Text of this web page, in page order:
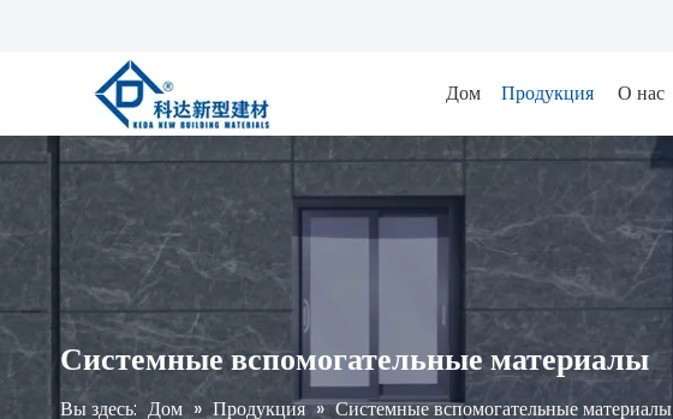
Дом Продукция О нас
Системные вспомогательные материалы
Вы здесь: Дом » Продукция » Системные вспомогательные материалы